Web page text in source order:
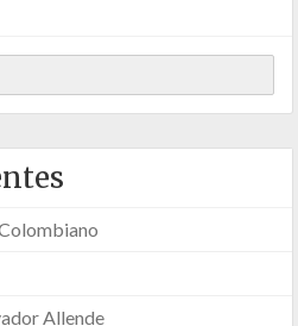
Allende